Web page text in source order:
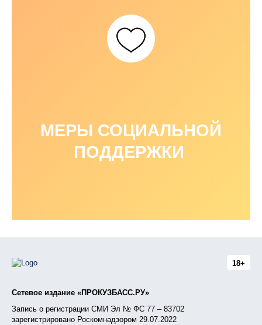
МЕРЫ СОЦИАЛЬНОЙ
ПОДДЕРЖКИ
18+
Сетевое издание «ПРОКУЗБАСС.РУ»
Запись о регистрации СМИ Эл № ФС 77 – 83702
зарегистрировано Роскомнадзором 29.07.2022